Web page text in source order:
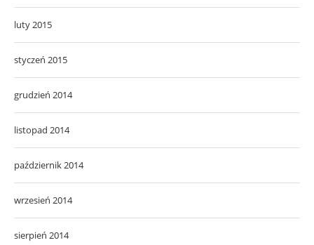
luty 2015
styczeń 2015
grudzień 2014
listopad 2014
październik 2014
wrzesień 2014
sierpień 2014